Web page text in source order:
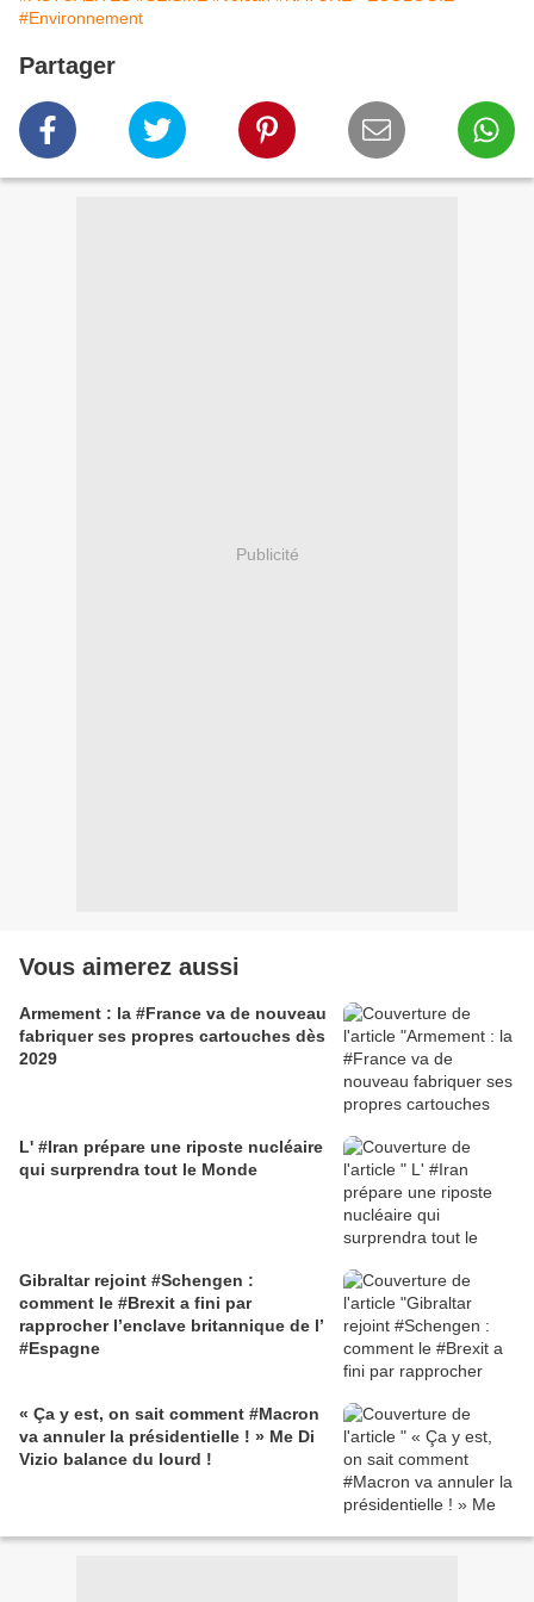
#Environnement
Partager
Publicité
Vous aimerez aussi
Armement : la #France va de nouveau
fabriquer ses propres cartouches dès
2029
L' #Iran prépare une riposte nucléaire
qui surprendra tout le Monde
Gibraltar rejoint #Schengen :
comment le #Brexit a fini par
rapprocher l’enclave britannique de l’
#Espagne
« Ça y est, on sait comment #Macron
va annuler la présidentielle ! » Me Di
Vizio balance du lourd !